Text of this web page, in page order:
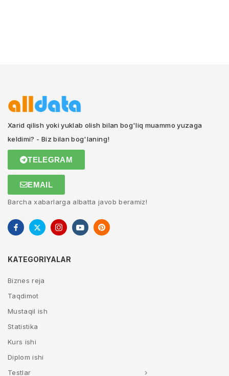
Xarid qilish yoki yuklab olish bilan bog'liq muammo yuzaga
keldimi? - Biz bilan bog'laning!
TELEGRAM
EMAIL
Barcha xabarlarga albatta javob beramiz!
KATEGORIYALAR
Biznes reja
Taqdimot
Mustaqil ish
Statistika
Kurs ishi
Diplom ishi
Testlar